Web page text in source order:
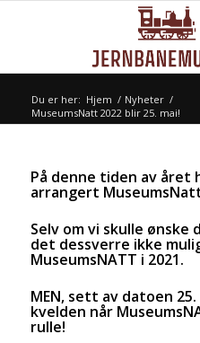
Du er her: Hjem / Nyheter /
MuseumsNatt 2022 blir 25. mai!
På denne tiden av året
arrangert
Selv om vi skulle ønske
det dessverre ikke
MuseumsNATT i 2021.
MEN, sett av datoen
kvelden når
rulle!